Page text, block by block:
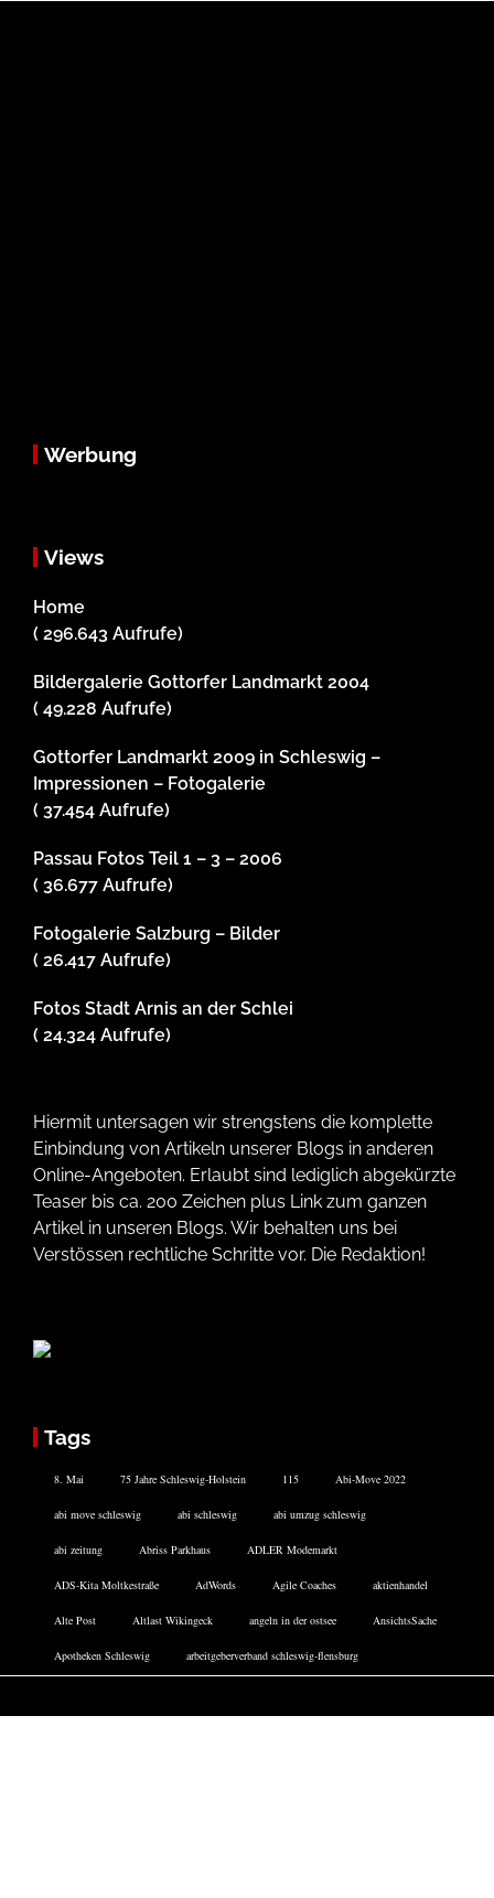
Werbung
Views
Home
( 296.643 Aufrufe)
Bildergalerie Gottorfer Landmarkt 2004
( 49.228 Aufrufe)
Gottorfer Landmarkt 2009 in Schleswig –
Impressionen – Fotogalerie
( 37.454 Aufrufe)
Passau Fotos Teil 1 – 3 – 2006
( 36.677 Aufrufe)
Fotogalerie Salzburg – Bilder
( 26.417 Aufrufe)
Fotos Stadt Arnis an der Schlei
( 24.324 Aufrufe)
Hiermit untersagen wir strengstens die komplette
Einbindung von Artikeln unserer Blogs in anderen
Online-Angeboten. Erlaubt sind lediglich abgekürzte
Teaser bis ca. 200 Zeichen plus Link zum ganzen
Artikel in unseren Blogs. Wir behalten uns bei
Verstössen rechtliche Schritte vor. Die Redaktion!
Tags
8. Mai 75 Jahre Schleswig-Holstein 115 Abi-Move 2022
abi move schleswig abi schleswig abi umzug schleswig
abi zeitung Abriss Parkhaus ADLER Modemarkt
ADS-Kita Moltkestraße AdWords Agile Coaches aktienhandel
Alte Post Altlast Wikingeck angeln in der ostsee AnsichtsSache
Apotheken Schleswig arbeitgeberverband schleswig-flensburg